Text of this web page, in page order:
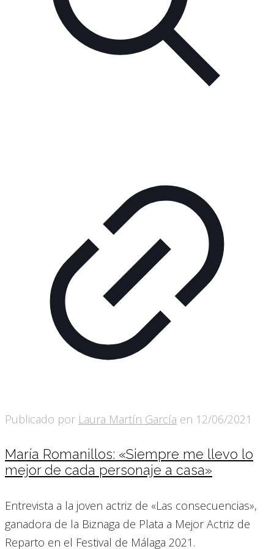
Publicado por Laura Martín García en 12/06/2021
María Romanillos: «Siempre me llevo lo
mejor de cada personaje a casa»
Entrevista a la joven actriz de «Las consecuencias»,
ganadora de la Biznaga de Plata a Mejor Actriz de
Reparto en el Festival de Málaga 2021.